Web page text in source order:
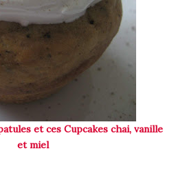
et ces Cupcakes chai, vanille
et miel